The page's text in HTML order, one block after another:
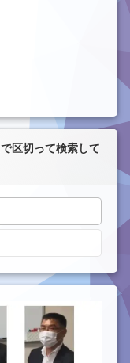
区切って検索して